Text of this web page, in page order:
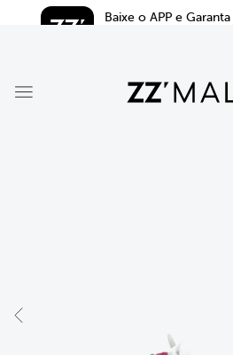
Baixe o APP e